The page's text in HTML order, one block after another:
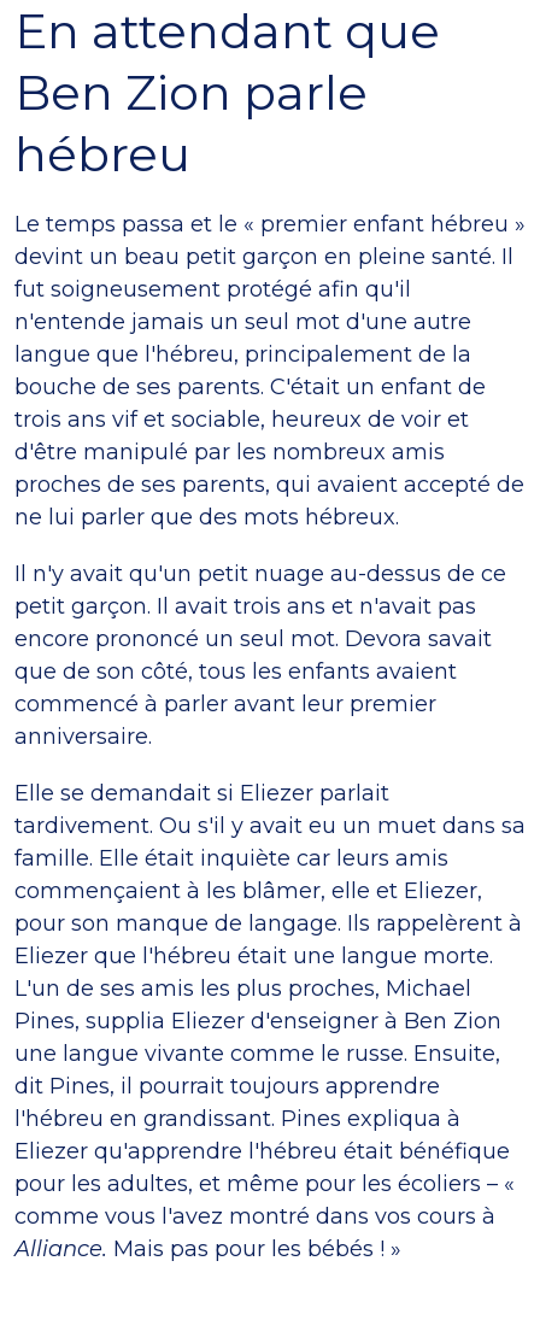
En attendant que
Ben Zion parle
hébreu
Le temps passa et le « premier enfant hébreu »
devint un beau petit garçon en pleine santé. Il
fut soigneusement protégé afin qu'il
n'entende jamais un seul mot d'une autre
langue que l'hébreu, principalement de la
bouche de ses parents. C'était un enfant de
trois ans vif et sociable, heureux de voir et
d'être manipulé par les nombreux amis
proches de ses parents, qui avaient accepté de
ne lui parler que des mots hébreux.
Il n'y avait qu'un petit nuage au-dessus de ce
petit garçon. Il avait trois ans et n'avait pas
encore prononcé un seul mot. Devora savait
que de son côté, tous les enfants avaient
commencé à parler avant leur premier
anniversaire.
Elle se demandait si Eliezer parlait
tardivement. Ou s'il y avait eu un muet dans sa
famille. Elle était inquiète car leurs amis
commençaient à les blâmer, elle et Eliezer,
pour son manque de langage. Ils rappelèrent à
Eliezer que l'hébreu était une langue morte.
L'un de ses amis les plus proches, Michael
Pines, supplia Eliezer d'enseigner à Ben Zion
une langue vivante comme le russe. Ensuite,
dit Pines, il pourrait toujours apprendre
l'hébreu en grandissant. Pines expliqua à
Eliezer qu'apprendre l'hébreu était bénéfique
pour les adultes, et même pour les écoliers – «
comme vous l'avez montré dans vos cours à
Alliance. Mais pas pour les bébés ! »